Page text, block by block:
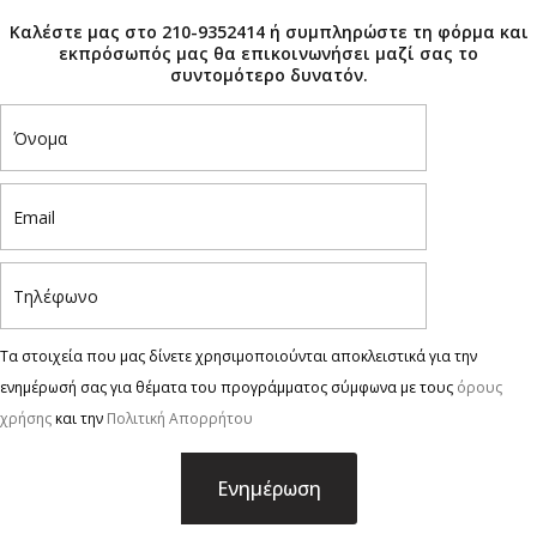
Καλέστε μας στο 210-9352414 ή συμπληρώστε τη φόρμα και
εκπρόσωπός μας θα επικοινωνήσει μαζί σας το
συντομότερο δυνατόν.
Τα στοιχεία που μας δίνετε χρησιμοποιούνται αποκλειστικά για την
ενημέρωσή σας για θέματα του προγράμματος σύμφωνα με τους όρους
χρήσηςκαι την Πολιτική Απορρήτου